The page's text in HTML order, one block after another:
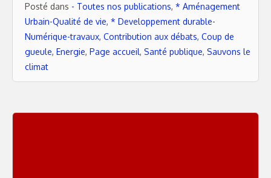
Posté dans - Toutes nos publications, * Aménagement
Urbain-Qualité de vie, * Developpement durable-
Numérique-travaux, Contribution aux débats, Coup de
gueule, Energie, Page accueil, Santé publique, Sauvons le
climat